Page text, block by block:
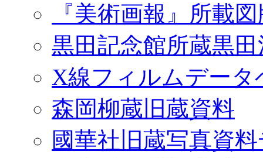
『美術画報』所載
黒田記念館所蔵黒
X線フィルムデータ
森岡柳蔵旧蔵資料
國華社旧蔵写真資